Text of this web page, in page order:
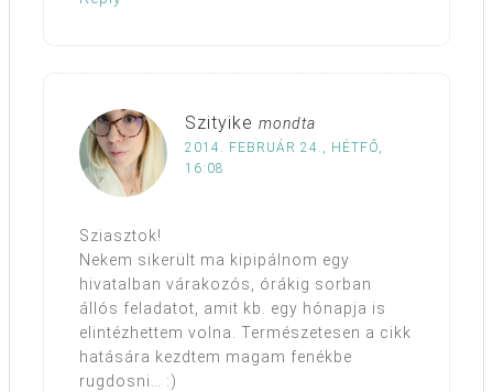
Szityike mondta
2014. FEBRUÁR 24., HÉTFŐ,
16:08
Sziasztok!
Nekem sikerült ma kipipálnom egy
hivatalban várakozós, órákig sorban
állós feladatot, amit kb. egy hónapja is
elintézhettem volna. Természetesen a cikk
hatására kezdtem magam fenékbe
rugdosni… :)